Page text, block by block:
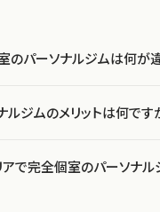
のパーソナルジムは何が
視線・音が一切入らない空
プライバシーの質が根本的に
ジムのメリットは何です
②集中力の向上（外的ノイ
③身体評価の精度向上（リラ
アで完全個室のパーソナル